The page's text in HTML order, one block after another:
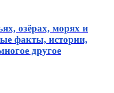
озёрах, морях и
факты, истории,
другое